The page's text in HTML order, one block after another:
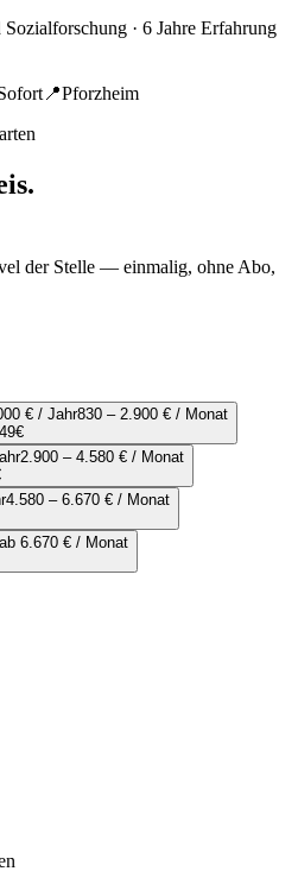
Sozialforschung · 6 Jahre Erfahrung
📍Pforzheim
der Stelle — einmalig, ohne Abo,
€ / Jahr830 – 2.900 € / Monat
€
2.900 – 4.580 € / Monat
4.580 – 6.670 € / Monat
ab 6.670 € / Monat